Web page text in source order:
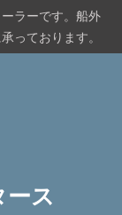
ラーです。船外
っております。
ス